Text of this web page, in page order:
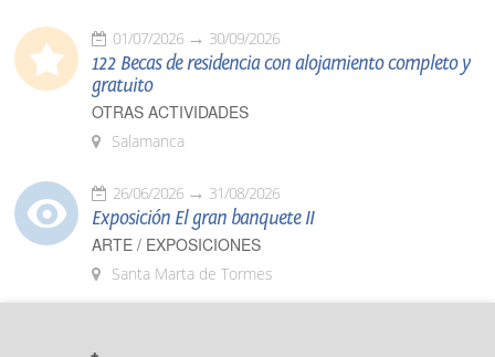
01/07/2026 30/09/2026
122 Becas de residencia con alojamiento completo y
gratuito
OTRAS ACTIVIDADES
Salamanca
26/06/2026 31/08/2026
Exposición El gran banquete II
ARTE / EXPOSICIONES
Santa Marta de Tormes